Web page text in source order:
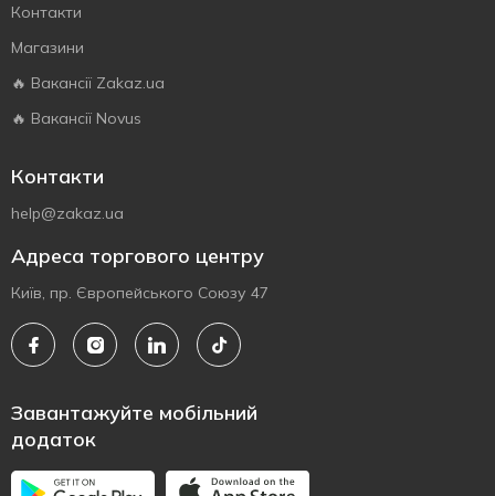
Контакти
Магазини
🔥 Вакансії Zakaz.ua
🔥 Вакансії Novus
Контакти
help@zakaz.ua
Адреса торгового центру
Київ, пр. Європейського Союзу 47
Завантажуйте мобільний
додаток